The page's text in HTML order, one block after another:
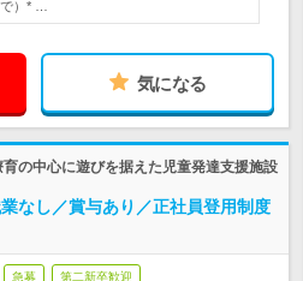
）* …
気になる
の中心に遊びを据えた児童発達支援施設
なし／賞与あり／正社員登用制度
急募 第二新卒歓迎